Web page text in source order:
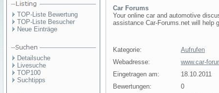
TOP-Liste Bewertung
TOP-Liste Besucher
Neue Einträge
Detailsuche
Livesuche
TOP100
Suchtipps
Car Forums
Your online car and automotive
assistance Car-Forums.net will help
Kategorie:
Aufrufen
Webadresse:
www.car-
Eingetragen am:
18.10.2011
Bewertungen:
0